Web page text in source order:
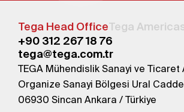
Tega Head OfficeTega
+90 312 267 18 76
tega@tega.com.tr
TEGA Mühendislik Sanayi ve Ticaret
Organize Sanayi Bölgesi Ural
06930 Sincan Ankara / Türkiye